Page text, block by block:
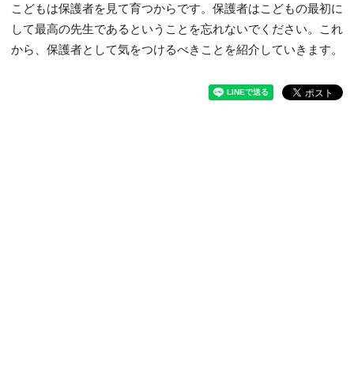
こどもは保護者を見て育つからです。保護者はこどもの最初に
して最高の先生であるということを忘れないでください。これ
から、保護者として気をつけるべきことを紹介していきます。